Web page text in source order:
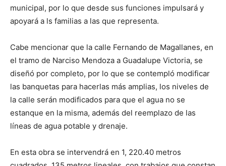
municipal, por lo que desde sus funciones impulsará y
apoyará a ls familias a las que representa.
Cabe mencionar que la calle Fernando de Magallanes, en
el tramo de Narciso Mendoza a Guadalupe Victoria, se
diseñó por completo, por lo que se contempló modificar
las banquetas para hacerlas más amplias, los niveles de
la calle serán modificados para que el agua no se
estanque en la misma, además del reemplazo de las
líneas de agua potable y drenaje.
En esta obra se intervendrá en 1, 220.40 metros